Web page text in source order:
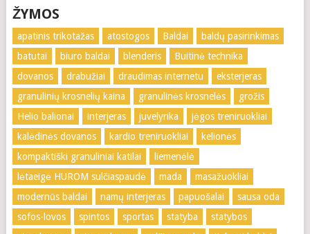
ŽYMOS
apatinis trikotažas atostogos Baldai
baldų pasirinkimas
batutai
biuro baldai blenderis
Buitinė technika
dovanos
drabužiai draudimas internetu
eksterjeras
granulinių krosnelių kaina
granulinės krosnelės
grožis
Helio balionai
interjeras juvelyrika
jėgos treniruokliai
kalėdinės dovanos
kardio treniruokliai
kelionės
kompaktiški granuliniai katilai
liemenėlė
lėtaeigė HUROM sulčiaspaudė
mada
masažuokliai
modernūs baldai
namų interjeras papuošalai
sausa oda
sofos-lovos
spintos sportas statyba
statybos